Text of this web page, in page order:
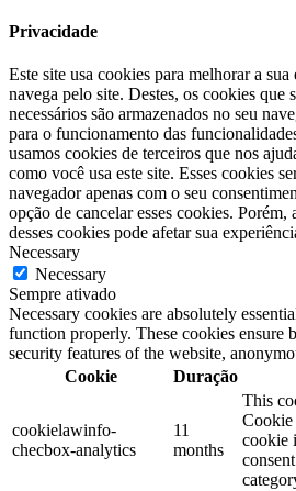
Privacidade
Este site usa cookies para melhorar a
navega pelo site. Destes, os cookies que
necessários são armazenados no seu
para o funcionamento das
usamos cookies de terceiros que nos
como você usa este site. Esses cookies
navegador apenas com o seu
opção de cancelar esses cookies. Porém,
desses cookies pode afetar sua
Necessary
Necessary
Sempre ativado
Necessary cookies are absolutely
function properly. These cookies ensure
security features of the website,
Cookie
Duração
cookielawinfo-
checbox-analytics
11
months
This
Cookie
cookie